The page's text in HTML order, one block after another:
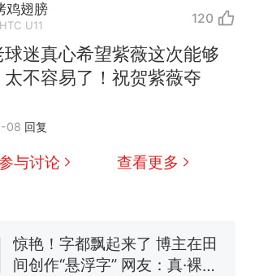
鸡翅膀
HTC U11 120
球迷真心希望紫薇这次能够
太不容易了！祝贺紫薇夺
08 回复
与讨论 查看更多
热 制裁瓜子饺子，美国怕什
么？
新 费大厨“全国小炒肉大王”称
号，仅凭视频评出？中国烹饪
窝，原地守1天等它长大：挖了
140多朵
美国渔民钓获鲨鱼徒手将其拽
惊艳！字都飘起来了 博主在田
间创作“悬浮字” 网友：真·裸眼